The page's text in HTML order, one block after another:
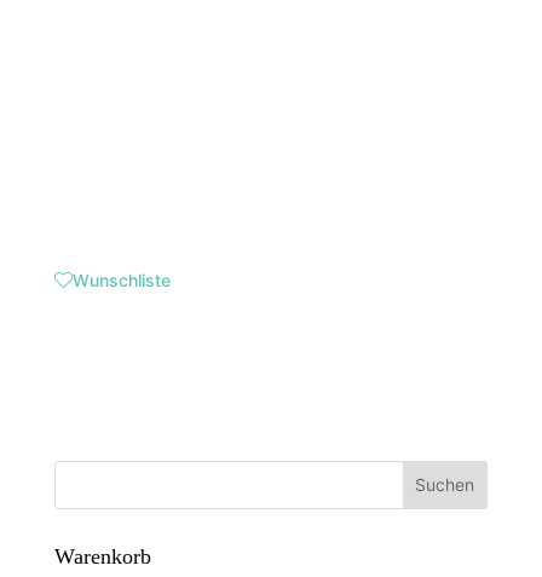
Wunschliste
Suchen
Warenkorb